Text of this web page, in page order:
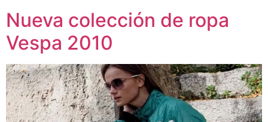
Nueva colección de ropa
Vespa 2010